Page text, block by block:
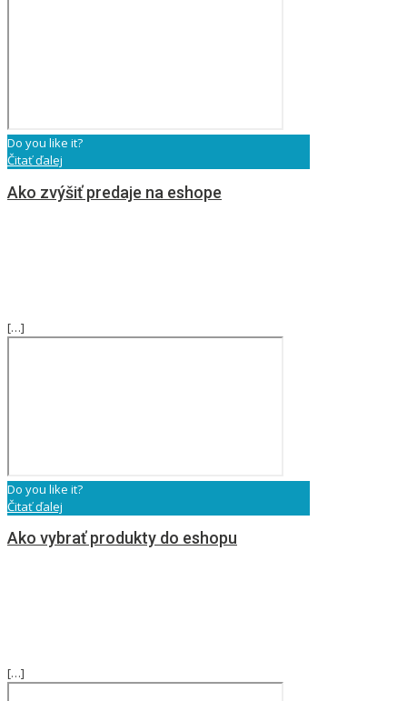
Do you like it?
Čitať ďalej
Ako zvýšiť predaje na eshope
[…]
Do you like it?
Čitať ďalej
Ako vybrať produkty do eshopu
[…]